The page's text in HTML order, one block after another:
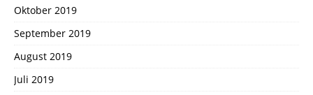
Oktober 2019
September 2019
August 2019
Juli 2019